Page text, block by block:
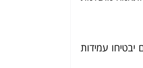
יבטיחו עמידות